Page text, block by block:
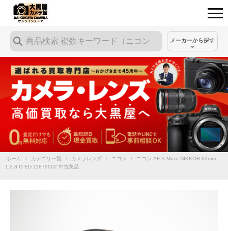
メーカーから探す
ホーム / カテゴリ一覧 / カメラレンズ / ニコン /
ニコン AF-S Micro NIKKOR 60mm
1:2.8 G ED 11879002 中古美品